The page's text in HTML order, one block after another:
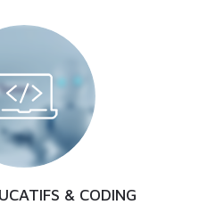
& CODING